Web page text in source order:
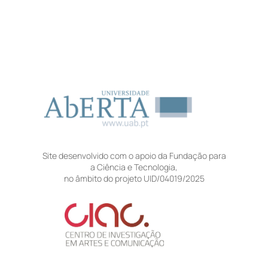
Site desenvolvido com o apoio da Fundação para
a Ciência e Tecnologia,
no âmbito do projeto UID/04019/2025